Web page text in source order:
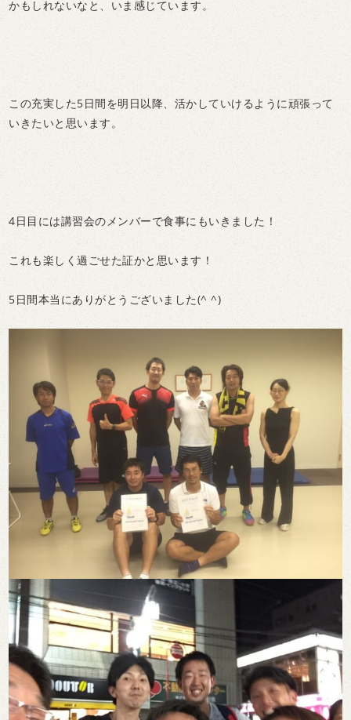
かもしれないなと、いま感じています。
この充実した5日間を明日以降、活かしていけるように頑張って
いきたいと思います。
4日目には講習会のメンバーで食事にもいきました！
これも楽しく過ごせた証かと思います！
5日間本当にありがとうございました(^ ^)